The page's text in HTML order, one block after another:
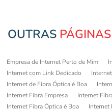
OUTRAS PÁGINAS
Empresa de Internet Perto de Mim
Internet com Link Dedicado
Internet de Fibra Óptica é Boa
Internet Fibra Empresa
Internet
Internet Fibra Óptica é Boa
Internet